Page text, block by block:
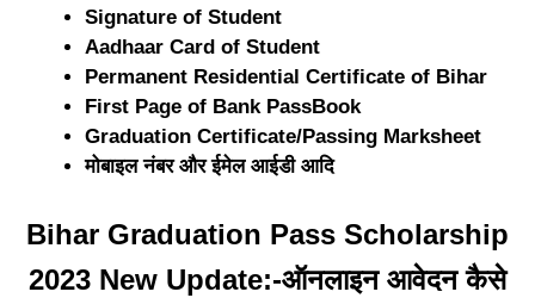
Signature of Student
Aadhaar Card of Student
Permanent Residential Certificate of Bihar
First Page of Bank PassBook
Graduation Certificate/Passing Marksheet
मोबाइल नंबर और ईमेल आईडी आदि
Bihar Graduation Pass Scholarship
2023 New Update:-ऑनलाइन आवेदन कैसे